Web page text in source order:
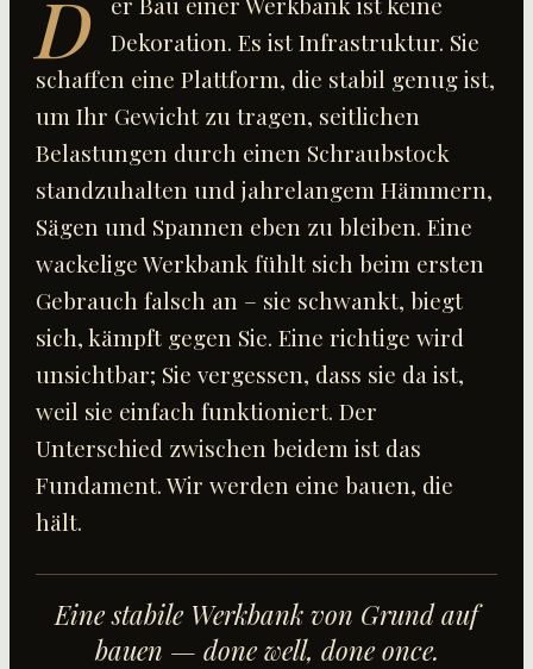
D
Dekoration. Es ist Infrastruktur. Sie
schaffen eine Plattform, die stabil genug ist,
um Ihr Gewicht zu tragen, seitlichen
Belastungen durch einen Schraubstock
standzuhalten und jahrelangem Hämmern,
Sägen und Spannen eben zu bleiben. Eine
wackelige Werkbank fühlt sich beim ersten
Gebrauch falsch an – sie schwankt, biegt
sich, kämpft gegen Sie. Eine richtige wird
unsichtbar; Sie vergessen, dass sie da ist,
weil sie einfach funktioniert. Der
Unterschied zwischen beidem ist das
Fundament. Wir werden eine bauen, die
hält.
Eine stabile Werkbank von Grund auf
bauen — done well, done once.